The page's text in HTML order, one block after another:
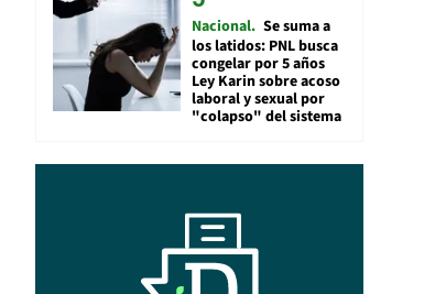
Nacional Se suma a
los latidos: PNL busca
congelar por 5 años
Ley Karin sobre acoso
laboral y sexual por
"colapso" del sistema